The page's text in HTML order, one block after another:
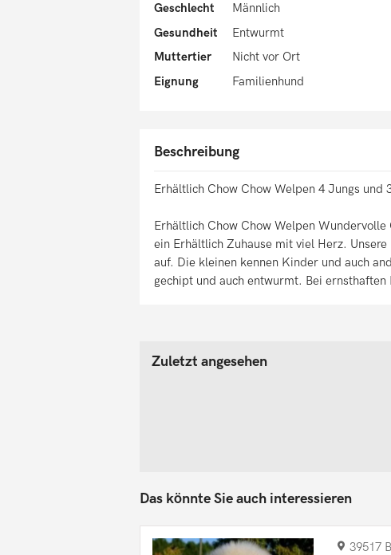
Geschlecht
Männlich
Gesundheit
Entwurmt
Muttertier
Nicht vor Ort
Eignung
Familienhund
Beschreibung
Erhältlich Chow Chow Welpen 4 Jungs und
Erhältlich Chow Chow Welpen
ein Erhältlich Zuhause mit viel Herz.
auf. Die kleinen kennen Kinder und auch
gechipt und auch entwurmt. Bei ernsthaften
Zuletzt angesehen
Das könnte Sie auch interessieren
39517